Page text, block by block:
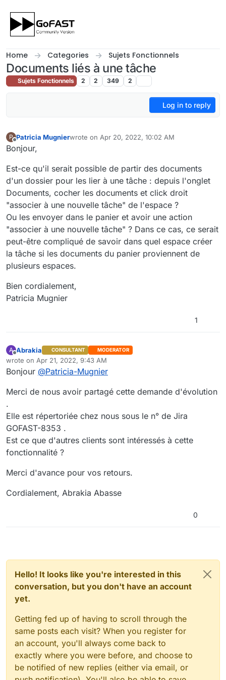
Home Categories Sujets Fonctionnels
Documents liés à une tâche
Sujets Fonctionnels 2 2 349 2
Log in to reply
P
Offline
Patricia Mugnierwrote on Apr 20, 2022, 10:02 AM
last edited by
Bonjour,
Est-ce qu'il serait possible de partir des documents
d'un dossier pour les lier à une tâche : depuis l'onglet
Documents, cocher les documents et click droit
"associer à une nouvelle tâche" de l'espace ?
Ou les envoyer dans le panier et avoir une action
"associer à une nouvelle tâche" ? Dans ce cas, ce serait
peut-être compliqué de savoir dans quel espace créer
la tâche si les documents du panier proviennent de
plusieurs espaces.
Bien cordialement,
Patricia Mugnier
1
A
Offline
Abrakia CONSULTANT MODERATOR
wrote on Apr 21, 2022, 9:43 AM
last edited by
Bonjour @Patricia-Mugnier
Merci de nous avoir partagé cette demande d'évolution
.
Elle est répertoriée chez nous sous le n° de Jira
GOFAST-8353 .
Est ce que d'autres clients sont intéressés à cette
fonctionnalité ?
Merci d'avance pour vos retours.
Cordialement, Abrakia Abasse
0
Hello! It looks like you're interested in this
conversation, but you don't have an account
yet.
Getting fed up of having to scroll through the
same posts each visit? When you register for
an account, you'll always come back to
exactly where you were before, and choose to
be notified of new replies (either via email, or